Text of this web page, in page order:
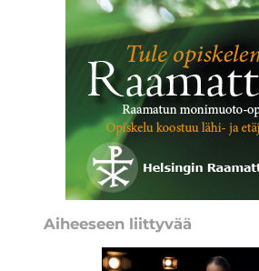
Aiheeseen liittyvää